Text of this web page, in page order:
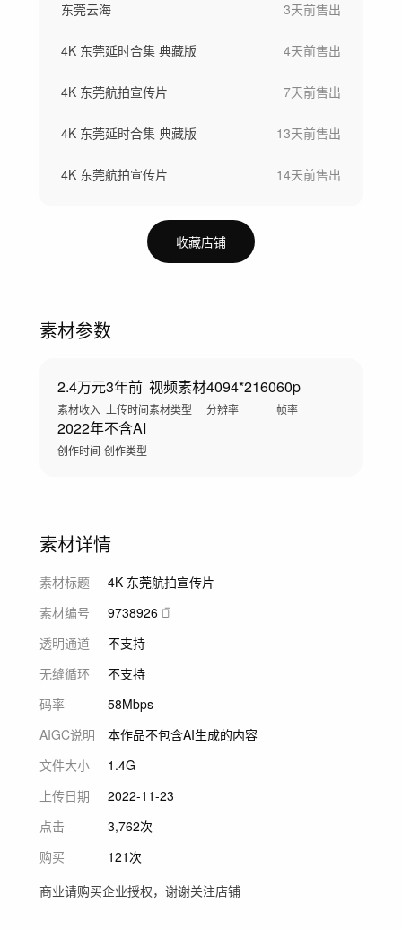
东莞云海 3天前售出
4K 东莞延时合集 典藏版 4天前售出
4K 东莞航拍宣传片 7天前售出
4K 东莞延时合集 典藏版 13天前售出
4K 东莞航拍宣传片 14天前售出
收藏店铺
素材参数
2.4万元
素材收入
3年前
上传时间
视频素材
素材类型
4094*2160
分辨率
60p
帧率
2022年
创作时间
不含AI
创作类型
素材详情
素材标题
4K 东莞航拍宣传片
素材编号
9738926
透明通道
不支持
无缝循环
不支持
码率
58Mbps
AIGC说明
本作品不包含AI生成的内容
文件大小
1.4G
上传日期
2022-11-23
点击
3,762次
购买
121次
商业请购买企业授权，谢谢关注店铺